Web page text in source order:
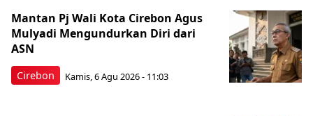
Cirebon
Mantan Pj Wali Kota Cirebon Agus
Mulyadi Mengundurkan Diri dari
ASN
Kamis, 6 Agu 2026 - 11:03